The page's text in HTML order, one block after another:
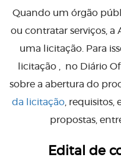
Quando um órgão
ou contratar serviços,
uma licitação. Para
licitação , no Diário
sobre a abertura do
da licitação ,
propostas,
Edital de